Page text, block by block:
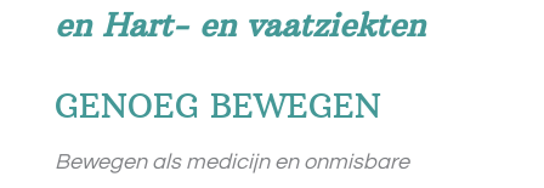
en Hart- en vaatziekten
GENOEG BEWEGEN
Bewegen als medicijn en onmisbare